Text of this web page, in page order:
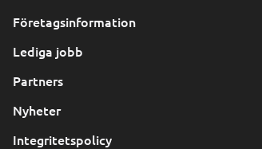
Företagsinformation
Lediga jobb
Partners
Nyheter
Integritetspolicy